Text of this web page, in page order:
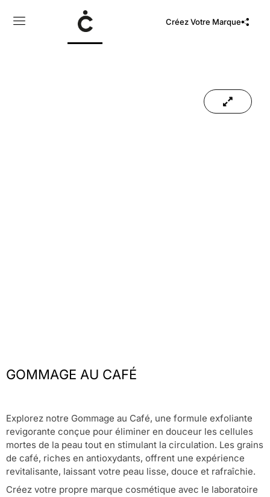
Créez Votre Marque
GOMMAGE AU CAFÉ
Explorez notre Gommage au Café, une formule exfoliante
revigorante conçue pour éliminer en douceur les cellules
mortes de la peau tout en stimulant la circulation. Les grains
de café, riches en antioxydants, offrent une expérience
revitalisante, laissant votre peau lisse, douce et rafraîchie.
Créez votre propre marque cosmétique avec le laboratoire